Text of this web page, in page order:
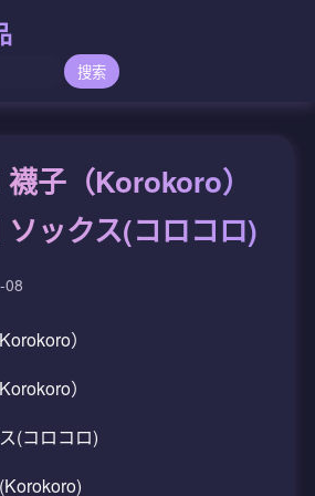
搜索
子（Korokoro）
ックス(コロコロ)
08
）
）
(コロコロ)